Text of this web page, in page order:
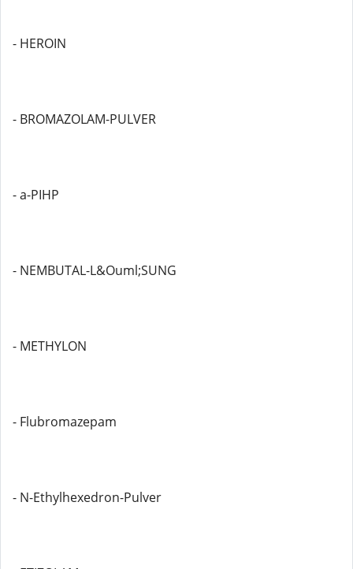
- HEROIN
- BROMAZOLAM-PULVER
- a-PIHP
- NEMBUTAL-L&Ouml;SUNG
- METHYLON
- Flubromazepam
- N-Ethylhexedron-Pulver